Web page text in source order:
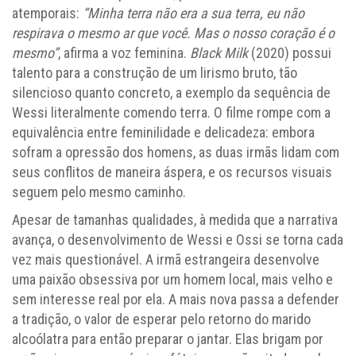
atemporais: “Minha terra não era a sua terra, eu não
respirava o mesmo ar que você. Mas o nosso coração é o
mesmo”, afirma a voz feminina. Black Milk(2020) possui
talento para a construção de um lirismo bruto, tão
silencioso quanto concreto, a exemplo da sequência de
Wessi literalmente comendo terra. O filme rompe com a
equivalência entre feminilidade e delicadeza: embora
sofram a opressão dos homens, as duas irmãs lidam com
seus conflitos de maneira áspera, e os recursos visuais
seguem pelo mesmo caminho.
Apesar de tamanhas qualidades, à medida que a narrativa
avança, o desenvolvimento de Wessi e Ossi se torna cada
vez mais questionável. A irmã estrangeira desenvolve
uma paixão obsessiva por um homem local, mais velho e
sem interesse real por ela. A mais nova passa a defender
a tradição, o valor de esperar pelo retorno do marido
alcoólatra para então preparar o jantar. Elas brigam por